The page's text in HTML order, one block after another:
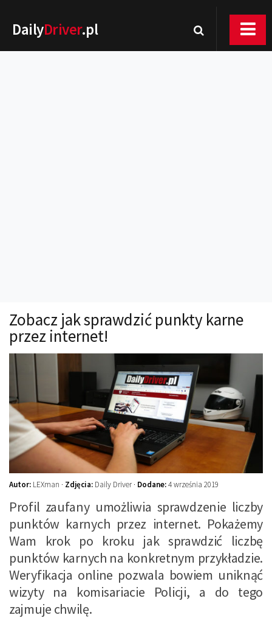
DailyDriver.pl
Technika jazdy
Oświetlenie
Kalkulatory
Przelicznik mocy
Auto z niemiec
Galerie
Zobacz jak sprawdzić punkty karne
przez internet!
Autor: LEXman · Zdjęcia: Daily Driver · Dodane:4 września 2019
Profil zaufany umożliwia sprawdzenie liczby
punktów karnych przez internet. Pokażemy
Wam krok po kroku jak sprawdzić liczbę
punktów karnych na konkretnym przykładzie.
Weryfikacja online pozwala bowiem uniknąć
wizyty na komisariacie Policji, a do tego
zajmuje chwilę.